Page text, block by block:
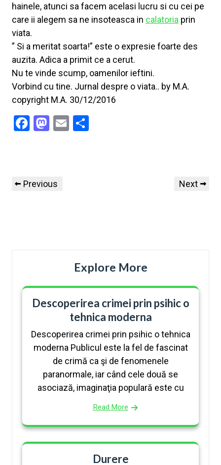
hainele, atunci sa facem acelasi lucru si cu cei pe
care ii alegem sa ne insoteasca in calatoria prin
viata.
” Si a meritat soarta!” este o expresie foarte des
auzita. Adica a primit ce a cerut.
Nu te vinde scump, oamenilor ieftini.
Vorbind cu tine. Jurnal despre o viata.. by M.A.
copyright M.A. 30/12/2016
Facebook
Mastodon
Email
Previous Next
Explore More
Descoperirea crimei prin psihic o
tehnica moderna
Descoperirea crimei prin psihic o tehnica
moderna Publicul este la fel de fascinat
de crimă ca şi de fe­nomenele
paranormale, iar când cele două se
asociază, imaginaţia populară este cu
Read More
Durere